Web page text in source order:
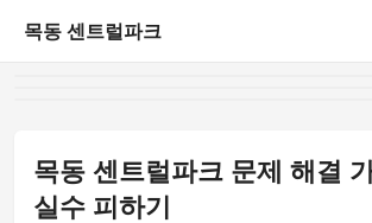
목동 센트럴파크
목동 센트럴파크 문제 해결
실수 피하기